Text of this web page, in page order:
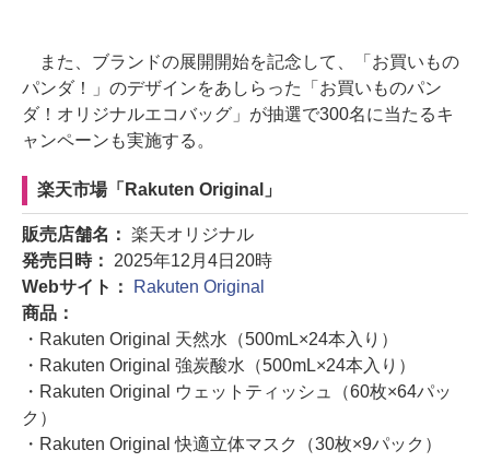
また、ブランドの展開開始を記念して、「お買いもの
パンダ！」のデザインをあしらった「お買いものパン
ダ！オリジナルエコバッグ」が抽選で300名に当たるキ
ャンペーンも実施する。
楽天市場「Rakuten Original」
販売店舗名： 楽天オリジナル
発売日時： 2025年12月4日20時
Webサイト：
Rakuten Original
商品：
・Rakuten Original 天然水（500mL×24本入り）
・Rakuten Original 強炭酸水（500mL×24本入り）
・Rakuten Original ウェットティッシュ（60枚×64パッ
ク）
・Rakuten Original 快適立体マスク（30枚×9パック）